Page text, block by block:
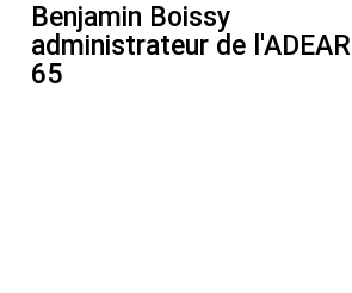
Benjamin Boissy
administrateur de l'ADEAR
65